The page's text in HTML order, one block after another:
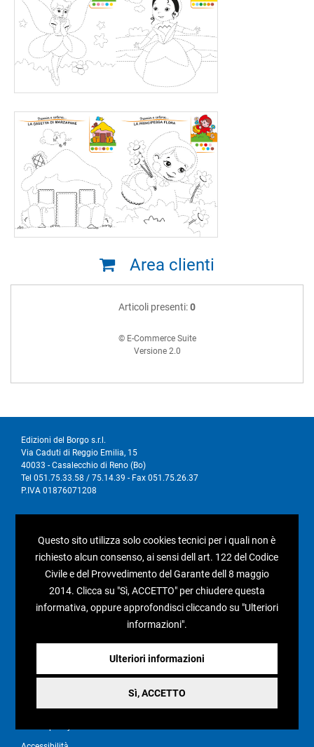
Area clienti
Articoli presenti:0
© E-Commerce Suite
Versione 2.0
Edizioni del Borgo s.r.l.
Via Caduti di Reggio Emilia, 15
40033 - Casalecchio di Reno (Bo)
Tel 051.75.33.58 / 75.14.39 - Fax 051.75.26.37
P.IVA 01876071208
Condizioni generali di vendita
Resi e rimborsi
Privacy policy
Questo sito utilizza solo cookies tecnici per i quali non è
richiesto alcun consenso, ai sensi dell art. 122 del Codice
Civile e del Provvedimento del Garante dell 8 maggio
2014. Clicca su "Sì, ACCETTO" per chiudere questa
informativa, oppure approfondisci cliccando su "Ulteriori
informazioni".
Ulteriori informazioni
Sì, ACCETTO